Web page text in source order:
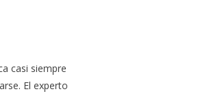
casi siempre
El experto